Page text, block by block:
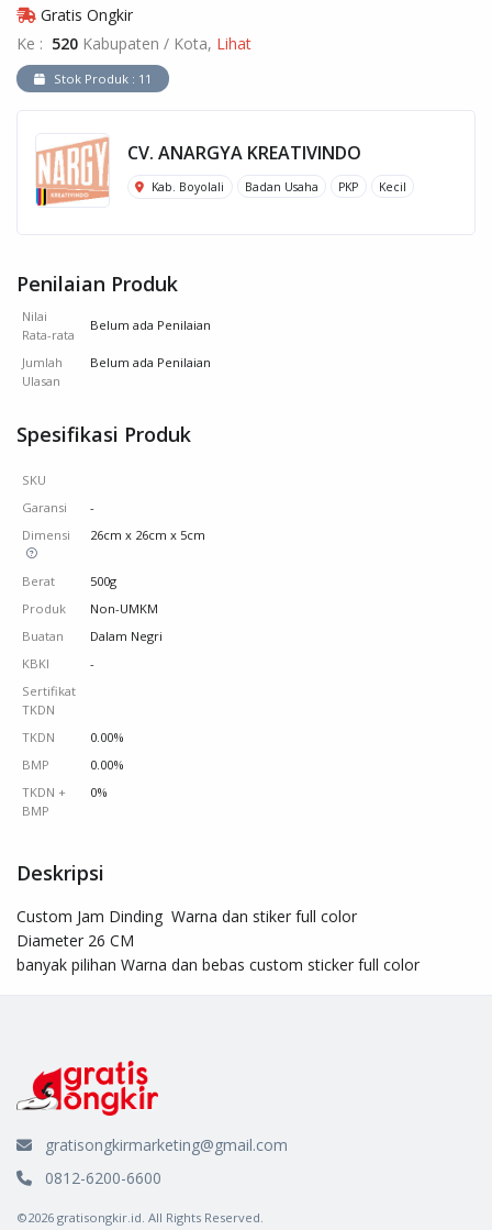
Gratis Ongkir
Ke : 520 Kabupaten / Kota, Lihat
Stok Produk : 11
CV. ANARGYA KREATIVINDO
Kab. Boyolali Badan Usaha PKP Kecil
Penilaian Produk
Nilai
Rata-rata
Belum ada Penilaian
Jumlah
Ulasan
Belum ada Penilaian
Spesifikasi Produk
SKU
Garansi
-
Dimensi
26cm x 26cm x 5cm
Berat
500g
Produk
Non-UMKM
Buatan
Dalam Negri
KBKI
-
Sertifikat
TKDN
TKDN
0.00%
BMP
0.00%
TKDN +
BMP
0%
Deskripsi
Custom Jam Dinding  Warna dan stiker full color
Diameter 26 CM
banyak pilihan Warna dan bebas custom sticker full color
gratisongkirmarketing@gmail.com
0812-6200-6600
©2026 gratisongkir.id. All Rights Reserved.